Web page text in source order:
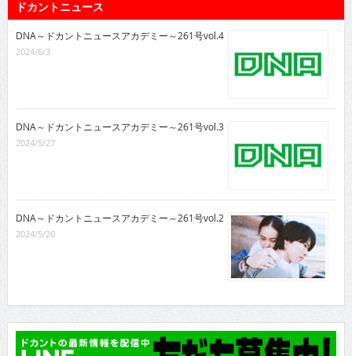
ドカントニュース
DNA～ドカントニュースアカデミー～261号vol.4
2024/6/3
DNA～ドカントニュースアカデミー～261号vol.3
2024/5/27
DNA～ドカントニュースアカデミー～261号vol.2
2024/5/20